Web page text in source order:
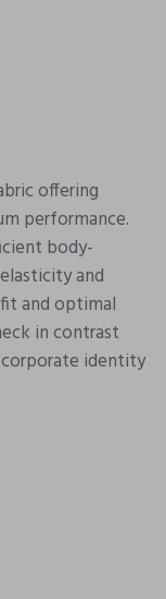
offering
performance.
body-
and
and optimal
in contrast
identity